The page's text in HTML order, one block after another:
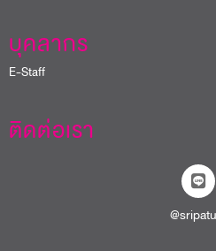
บุคลากร
E-Staff
ติดต่อเรา